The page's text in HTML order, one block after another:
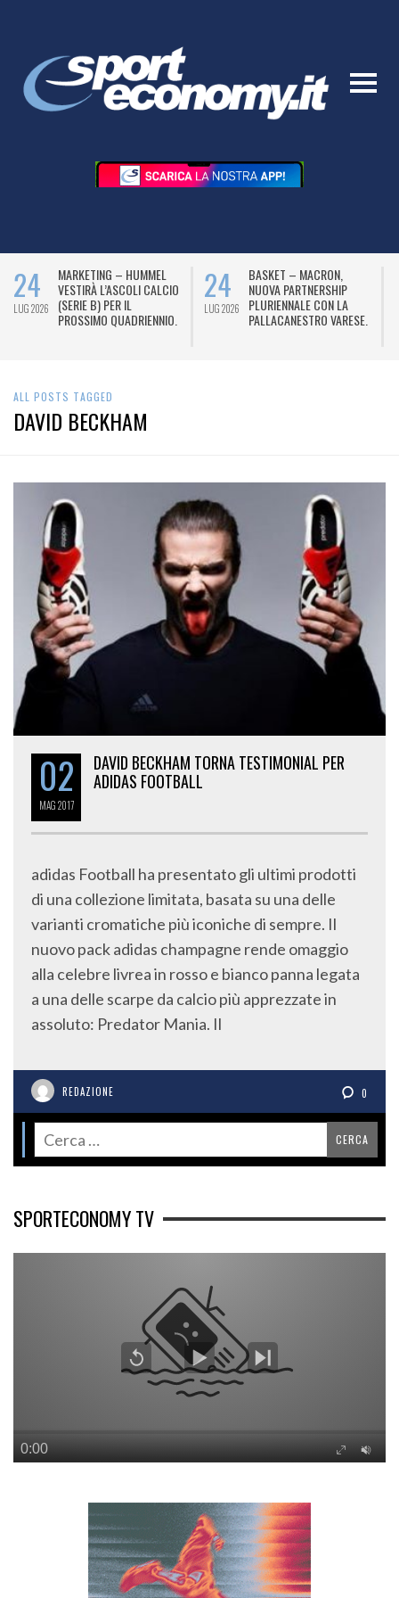
24
LUG 2026
MARKETING – HUMMEL
VESTIRÀ L’ASCOLI CALCIO
(SERIE B) PER IL
PROSSIMO QUADRIENNIO.
24
LUG 2026
BASKET – MACRON,
NUOVA PARTNERSHIP
PLURIENNALE CON LA
PALLACANESTRO VARESE.
ALL POSTS TAGGED
DAVID BECKHAM
02
MAG2017
DAVID BECKHAM TORNA TESTIMONIAL PER
ADIDAS FOOTBALL
adidas Football ha presentato gli ultimi prodotti
di una collezione limitata, basata su una delle
varianti cromatiche più iconiche di sempre. Il
nuovo pack adidas champagne rende omaggio
alla celebre livrea in rosso e bianco panna legata
a una delle scarpe da calcio più apprezzate in
assoluto: Predator Mania. Il
REDAZIONE 0
SPORTECONOMY TV